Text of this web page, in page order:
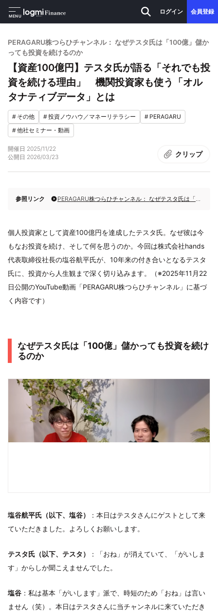
MENU
ログイン 会員登録
PERAGARU株つらひチャンネル： なぜテスタ氏は「100億」儲か
っても投資を続けるのか
【資産100億円】テスタ氏が語る「それでも投
資を続ける理由」 機関投資家も使う「オル
タナティブデータ」とは
# その他 #投資ノウハウ／マネーリテラシー # PERAGARU
#他社セミナー・動画
開催日 2025/11/22
公開日 2026/03/23 クリップ
参照リンク PERAGARU株つらひチャンネル： なぜテスタ氏は「100億」儲かっても投資を続けるのか
個人投資家として資産100億円を達成したテスタ氏。なぜ彼は今
もなお投資を続け、そして何を思うのか。今回は株式会社hands
代表取締役社長の塩谷航平氏が、10年来の付き合いとなるテスタ
氏に、投資から人生観まで深く切り込みます。（※2025年11月22
日公開のYouTube動画「PERAGARU株つらひチャンネル」に基づ
く内容です）
なぜテスタ氏は「100億」儲かっても投資を続け
るのか
塩谷航平氏（以下、塩谷）
：本日はテスタさんにゲストとして来
ていただきました。よろしくお願いします。
テスタ氏（以下、テスタ）
：「おね」が消えていて、「がいしま
す」からしか聞こえませんでした。
塩谷 ：私は基本「がいします」派で、時短のため「おね」は言い
ません（笑）。本日はテスタさんに当チャンネルに来ていただき